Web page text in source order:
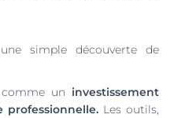
simple découverte de
un investissement
Les outils,